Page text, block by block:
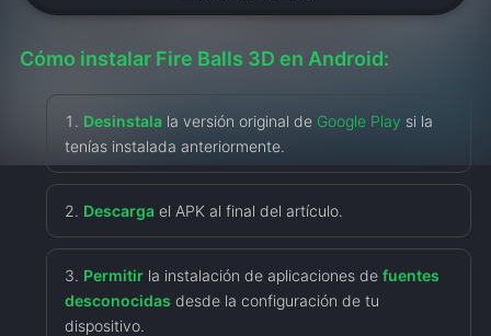
Cómo instalar Fire Balls 3D en Android:
Desinstala la versión original de Google Play si la
tenías instalada anteriormente.
Descargael APK al final del artículo.
Permitirla instalación de aplicaciones de fuentes
desconocidas desde la configuración de tu
dispositivo.